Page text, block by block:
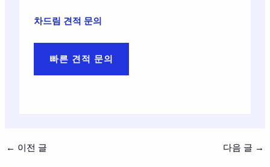
차드림 견적 문의
빠른 견적 문의
← 이전 글 다음 글 →